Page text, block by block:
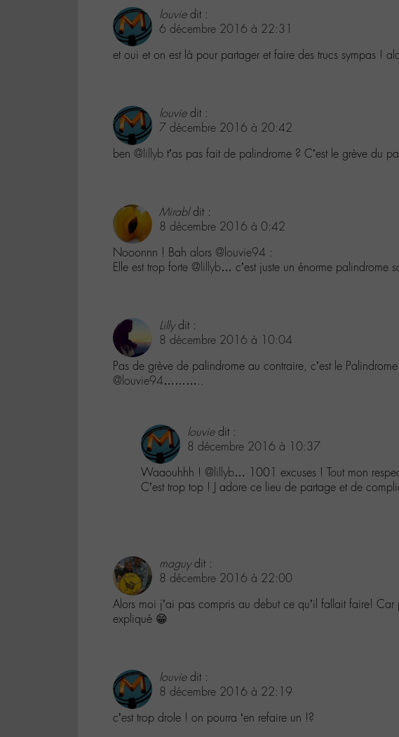
louvie dit :
6 décembre 2016 à 22:31
et oui et on est là pour partager et faire des trucs sympas !
louvie dit :
7 décembre 2016 à 20:42
ben @lillyb t’as pas fait de palindrome ? C’est le grève du
Mirabl dit :
8 décembre 2016 à 0:42
Nooonnn ! Bah alors @louvie94 :
Elle est trop forte @lillyb… c’est juste un énorme palindrome
Lilly dit :
8 décembre 2016 à 10:04
Pas de grève de palindrome au contraire, c’est le
@louvie94………..
louvie dit :
8 décembre 2016 à 10:37
Waaouhhh ! @lillyb… 1001 excuses ! Tout mon
C’est trop top ! J adore ce lieu de partage et de
maguy dit :
8 décembre 2016 à 22:00
Alors moi j’ai pas compris au debut ce qu’il fallait faire!
expliqué 😁
louvie dit :
8 décembre 2016 à 22:19
c’est trop drole ! on pourra ‘en refaire un !?